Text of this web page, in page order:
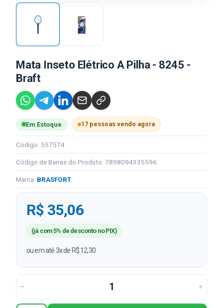
Mata Inseto Elétrico A Pilha - 8245 -
Braft
Em Estoque 17 pessoas vendo agora
Código: 557574
Código de Barras do Produto: 7898094335596
Marca: BRASFORT
R$ 35,06
(já com 5% de desconto no PIX)
ou em até 3x de R$ 12,30